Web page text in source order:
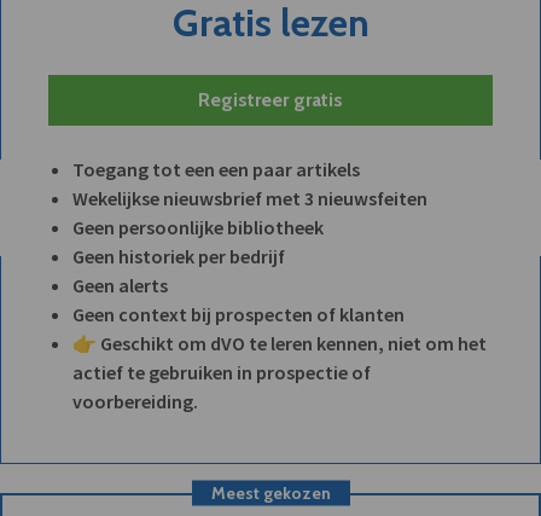
Gratis lezen
Registreer gratis
Toegang tot een een paar artikels
Wekelijkse nieuwsbrief met 3 nieuwsfeiten
Geen persoonlijke bibliotheek
Geen historiek per bedrijf
Geen alerts
Geen context bij prospecten of klanten
👉 Geschikt om dVO te leren kennen, niet om het
actief te gebruiken in prospectie of
voorbereiding.
Meest gekozen